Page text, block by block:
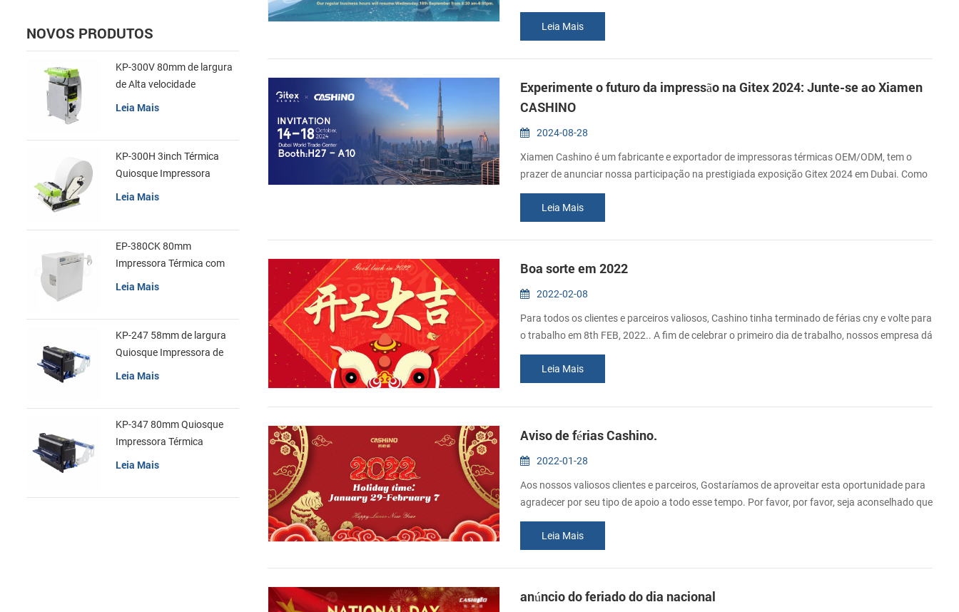
Retomaremos os trabalhos no dia 18 de setembro. Se desejar consultar nossos produtos,
deixe-nos uma mensagem e entraremos em contato o mais breve possível. Obrigado pela sua
compreensão. Feliz Festival do Meio Outono!
Leia Mais
Experimente o futuro da impressão na Gitex 2024: Junte-se ao Xiamen
CASHINO
2024-08-28
Xiamen Cashino é um fabricante e exportador de impressoras térmicas OEM/ODM, tem o
prazer de anunciar nossa participação na prestigiada exposição Gitex 2024 em Dubai. Como
fabricante popular na indústria gráfica, convidamos cordialmente todos os nossos valiosos
clientes e profissionais da indústria para se juntarem a nós neste evento notável. Gitex, uma
das maiores exposições de tecnologia do mund...
Leia Mais
Boa sorte em 2022
2022-02-08
Para todos os clientes e parceiros valiosos, Cashino tinha terminado de férias cny e volte para
o trabalho em 8th FEB, 2022.. A fim de celebrar o primeiro dia de trabalho, nossos empresa dá
envelopes vermelhos a o funcionários.A morada é boa sorte. Obrigado pelo seu gentil apoio e
cooperação por todo esse tempo.
Leia Mais
Aviso de férias Cashino.
2022-01-28
Aos nossos valiosos clientes e parceiros, Gostaríamos de aproveitar esta oportunidade para
agradecer por seu tipo de apoio a todo esse tempo. Por favor, por favor, seja aconselhado que
nossa empresa será um feriado "de 29 de janeiro a 7 de fevereiro", "Festival de Primavera do
Festival Tradicional Chinês. Quaisquer pedidos serão aceitos, mas não serão processados até
o dia 8 de fevereiro, o primei...
Leia Mais
anúncio do feriado do dia nacional
NOVOS PRODUTOS
KP-300V 80mm de largura
de Alta velocidade
Quiosque Impressora
Leia Mais
KP-300H 3inch Térmica
Quiosque Impressora
Módulo de
Leia Mais
EP-380CK 80mm
Impressora Térmica com
Tampa de Bloqueio
Leia Mais
KP-247 58mm de largura
Quiosque Impressora de
recibos
Leia Mais
KP-347 80mm Quiosque
Impressora Térmica
Leia Mais